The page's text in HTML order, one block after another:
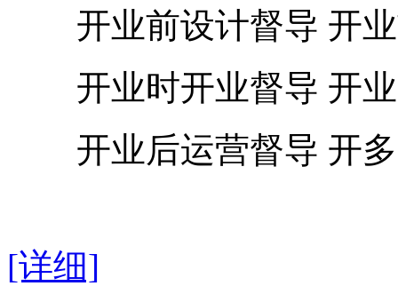
开业前设计督导 开业
开业时开业督导 开业
开业后运营督导 开多
[详细]